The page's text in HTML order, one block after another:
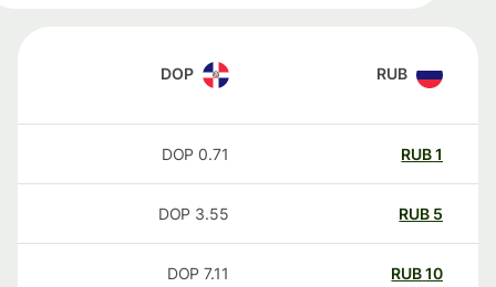
RUB
DOP
RUB
0.71
DOP
RUB
3.55
DOP
RUB
7.11
DOP